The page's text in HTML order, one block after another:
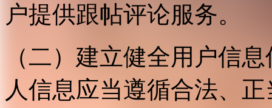
户提供跟帖评论服务。
（二）建立健全用户信
人信息应当遵循合法、